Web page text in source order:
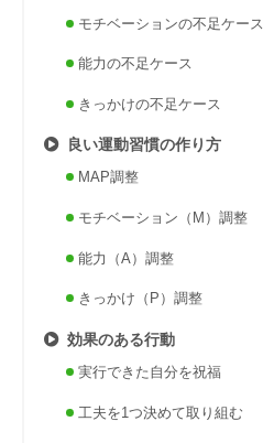
モチベーションの不足ケース
能力の不足ケース
きっかけの不足ケース
良い運動習慣の作り方
MAP調整
モチベーション（M）調整
能力（A）調整
きっかけ（P）調整
効果のある行動
実行できた自分を祝福
工夫を1つ決めて取り組む